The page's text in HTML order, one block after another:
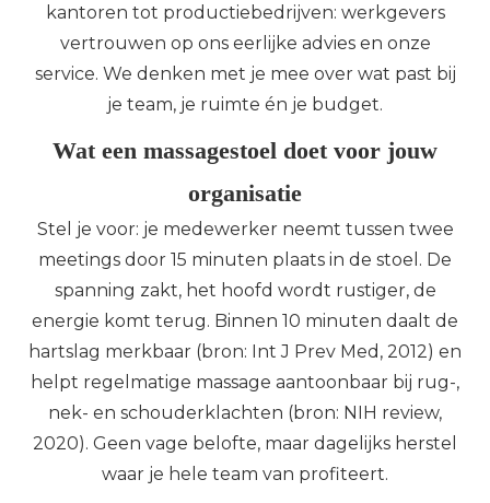
kantoren tot productiebedrijven: werkgevers
vertrouwen op ons eerlijke advies en onze
service. We denken met je mee over wat past bij
je team, je ruimte én je budget.
Wat een massagestoel doet voor jouw
organisatie
Stel je voor: je medewerker neemt tussen twee
meetings door 15 minuten plaats in de stoel. De
spanning zakt, het hoofd wordt rustiger, de
energie komt terug. Binnen 10 minuten daalt de
hartslag merkbaar (bron: Int J Prev Med, 2012) en
helpt regelmatige massage aantoonbaar bij rug-,
nek- en schouderklachten (bron: NIH review,
2020). Geen vage belofte, maar dagelijks herstel
waar je hele team van profiteert.